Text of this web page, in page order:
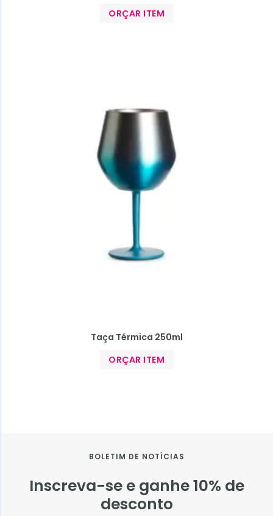
ORÇAR ITEM
Taça Térmica 250ml
ORÇAR ITEM
BOLETIM DE NOTÍCIAS
Inscreva-se e ganhe 10% de
desconto